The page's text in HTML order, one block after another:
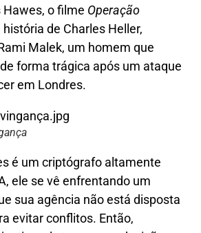
o filme Operação
de Charles Heller,
Malek, um homem que
forma trágica após um ataque
em Londres.
é um criptógrafo altamente
ele se vê enfrentando um
sua agência não está disposta
evitar conflitos. Então,